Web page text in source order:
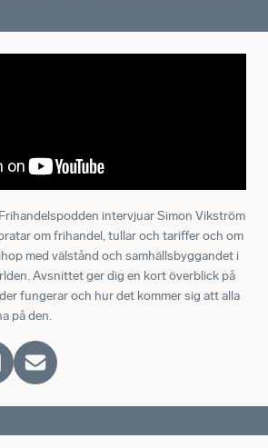
intervjuar Simon Vikström
om frihandel, tullar och tariffer och om
med välstånd och samhällsbyggandet i
Avsnittet ger dig en kort överblick på
fungerar och hur det kommer sig att alla
på den.